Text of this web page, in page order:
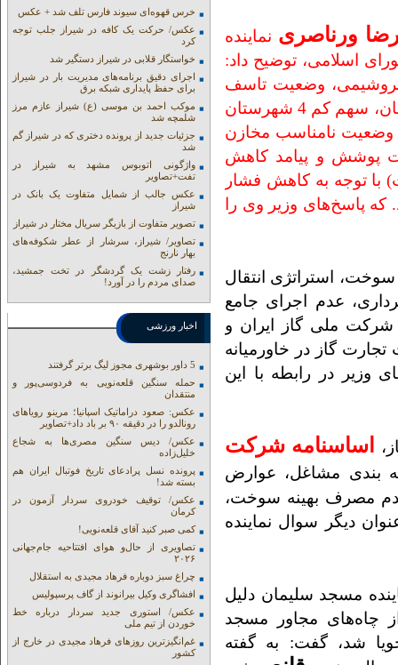
ورناصری نماینده
اسلامی، توضیح داد:
پتروشیمی، وضعیت تاسف
بار ساکنین منطقه آلوده به نفت و گاز مسجد سلیمان، سهم کم 4 شهرستان
وضعیت نامناسب مخازن
پوشش و پیامد کاهش
با توجه به کاهش فشار
پاسخ‌های وزیر وی را
استراتژی انتقال
عدم اجرای جامع
ملی گاز ایران و
گاز در خاورمیانه
وزیر در رابطه با این
اساسنامه شرکت
بندی مشاغل، عوارض
عدم مصرف بهینه سوخت،
دیگر سوال نماینده
مسجد سلیمان دلیل
چاه‌های مجاور مسجد
شد، گفت: به گفته
خرس قهوه‌ای سیوند فارس تلف شد + عکس
عکس/ حرکت یک کافه در شیراز جلب توجه
کرد
خواستگار قلابی در شیراز دستگیر شد
اجرای دقیق برنامه‌های مدیریت بار در شیراز
برای حفظ پایداری شبکه برق
موکب احمد بن موسی (ع) شیراز عازم مرز
شلمچه شد
جزئیات جدید از پرونده دختری که در شیراز گم
شد
واژگونی اتوبوس مشهد به شیراز در
تفت+تصاویر
عکس جالب از شمایل متفاوت یک بانک در
شیراز
تصویر متفاوت از بازیگر سریال مختار در شیراز
تصاویر/ شیراز، سرشار از عطر شکوفه‌های
بهار نارنج
رفتار زشت یک گردشگر در تخت جمشید،
صدای مردم را در آورد!
اخبار ورزشی
5 داور بوشهری مجوز لیگ برتر گرفتند
حمله سنگین قلعه‌نویی به فردوسی‌پور و
منتقدان
عکس: صعود دراماتیک اسپانیا؛ مرینو رویاهای
رونالدو را در دقیقه ۹۰ بر باد داد+تصاویر
عکس/ دیس سنگین مصری‌ها به شجاع
خلیل‌زاده
پرونده نسل پرادعای تاریخ فوتبال ایران هم
بسته شد!
عکس/ توقیف خودروی سردار آزمون در
کرمان
کمی صبر کنید آقای قلعه‌نویی!
تصاویری از حال‌و هوای افتتاحیه جام‌جهانی
۲۰۲۶
چراغ سبز دوباره فرهاد مجیدی به استقلال
افشاگری وکیل بیرانوند از گاف‌ پرسپولیس
عکس/ استوری جدید سردار درباره خط
خوردن از تیم ملی
غم‌انگیزترین روزهای فرهاد مجیدی در خارج از
کشور